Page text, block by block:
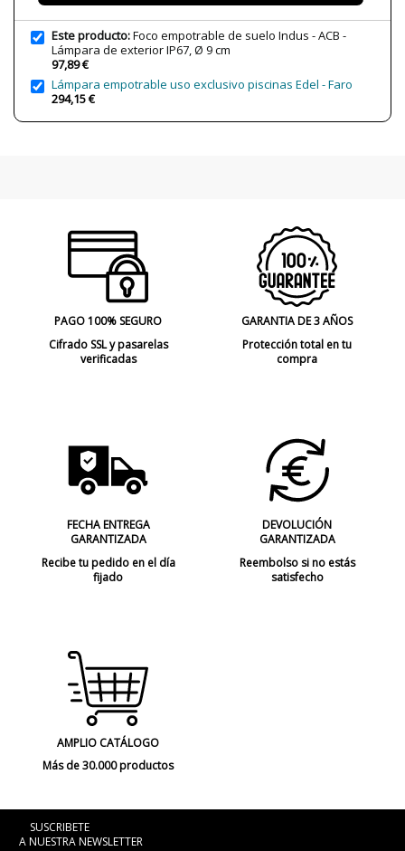
Protección IP
IP67 (exterior, especial zonas
sumergibles)
Clase I
Regulación
No regulable
Medida de corte
Este producto:Foco empotrable de suelo Indus - ACB -
Lámpara de exterior IP67, Ø 9 cm
97,89 €
Lámpara empotrable uso exclusivo piscinas Edel - Faro
294,15 €
PAGO 100% SEGURO
Cifrado SSL y pasarelas
verificadas
GARANTIA DE 3 AÑOS
Protección total en tu
compra
FECHA ENTREGA
GARANTIZADA
Recibe tu pedido en el día
fijado
DEVOLUCIÓN
GARANTIZADA
Reembolso si no estás
satisfecho
AMPLIO CATÁLOGO
Más de 30.000 productos
SUSCRIBETE
A NUESTRA NEWSLETTER